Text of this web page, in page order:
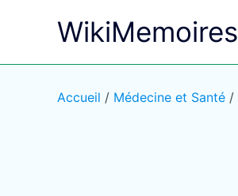
WikiMemoires
Accueil / Médecine et Santé /